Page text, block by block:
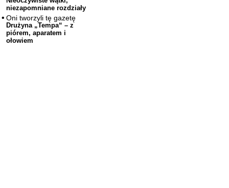
niezapomniane rozdziały
Oni tworzyli tę gazetę
Drużyna „Tempa“ – z
piórem, aparatem i
ołowiem